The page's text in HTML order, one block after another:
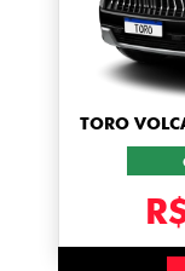
TORO